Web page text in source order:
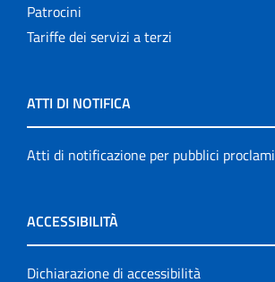
Patrocini
Tariffe dei servizi a terzi
ATTI DI NOTIFICA
Atti di notificazione per pubblici proclami
ACCESSIBILITÀ
Dichiarazione di accessibilità